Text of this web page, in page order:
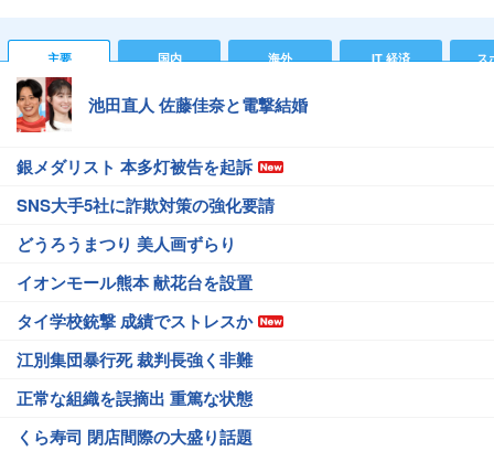
主要 国内 海外 IT 経済 ス
池田直人 佐藤佳奈と電撃結婚
銀メダリスト 本多灯被告を起訴
SNS大手5社に詐欺対策の強化要請
どうろうまつり 美人画ずらり
イオンモール熊本 献花台を設置
タイ学校銃撃 成績でストレスか
江別集団暴行死 裁判長強く非難
正常な組織を誤摘出 重篤な状態
くら寿司 閉店間際の大盛り話題